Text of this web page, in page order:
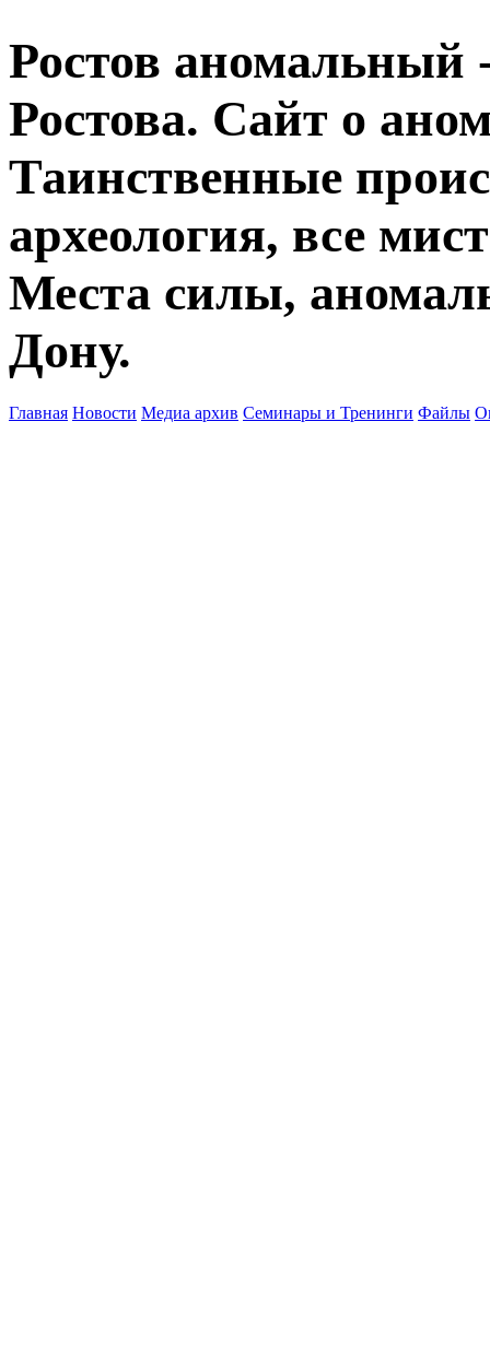
Ростов аномальный
Ростова. Сайт о
Таинственные
археология, все
Места силы,
Дону.
Главная Новости Медиа архив Семинары и Тренинги Файлы